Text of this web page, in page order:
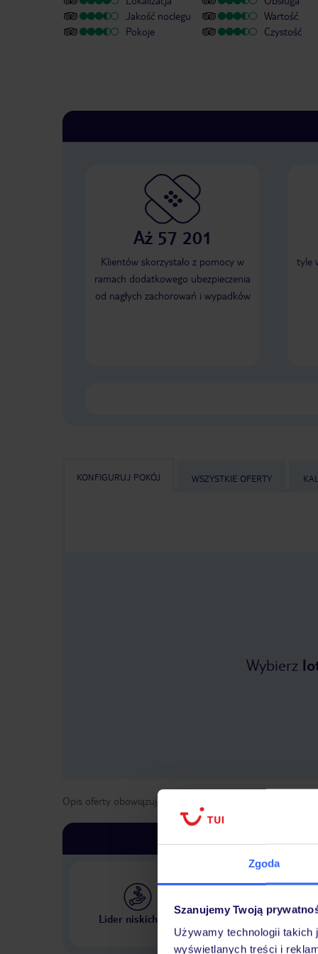
Zgoda
Szanujemy Twoją
Używamy technologii
wyświetlanych treści i
Jakość noclegu
Pokoje
Wartość
Czystość
Aż 57 201
Klientów skorzystało z pomocy w
ramach dodatkowego ubezpieczenia
od nagłych zachorowań i wypadków
tyle
KONFIGURUJ POKÓJ WSZYSTKIE OFERTY
Wybierz
Opis oferty obowiązuje dla wyjazdów w terminie
Lider niskich cen
Największe biuro
w Polsce